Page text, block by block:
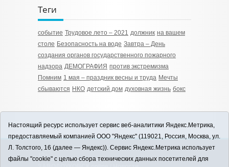
Теги
событие Трудовое лето – 2021 должник на вашем
столе Безопасность на воде Завтра – День
создания органов государственного пожарного
надзора ДЕМОГРАФИЯ против экстремизма
Помним 1 мая – праздник весны и труда Мечты
сбываются НКО детский дом духовная жизнь бокс
12+
Настоящий ресурс использует сервис веб-аналитики Яндекс.Метрика,
предоставляемый компанией ООО "Яндекс" (119021, Россия, Москва, ул.
Л. Толстого, 16 (далее — Яндекс)). Сервис Яндекс.Метрика использует
файлы "cookie" с целью сбора технических данных посетителей для